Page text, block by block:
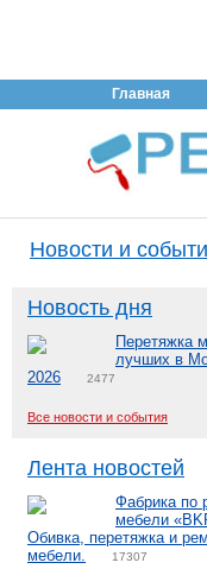
Главная
Новости и
Новость дня
Перетяжка
лучших в
2026
2477
Все новости и события
Лента новостей
Фабрика по
мебели
Обивка, перетяжка и
мебели.
17307